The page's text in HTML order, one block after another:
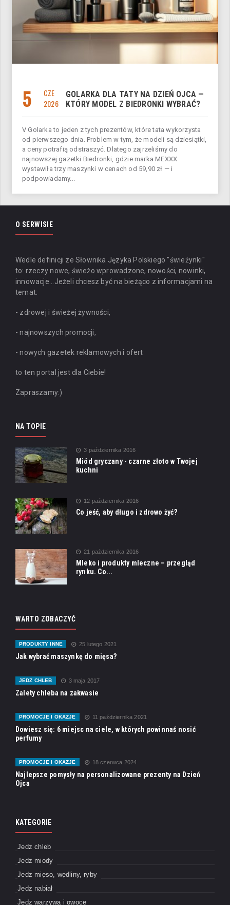
5
CZE
2026
GOLARKA DLA TATY NA DZIEŃ OJCA —
KTÓRY MODEL Z BIEDRONKI WYBRAĆ?
V Golarka to jeden z tych prezentów, które tata wykorzysta
od pierwszego dnia. Problem w tym, że modeli są dziesiątki,
a ceny potrafią odstraszyć. Dlatego zajrzeliśmy do
najnowszej gazetki Biedronki, gdzie marka MEXXX
wystawiła trzy maszynki w cenach od 59,90 zł — i
podpowiadamy...
O SERWISIE
Wedle definicji ze Słownika Języka Polskiego "świeżynki"
to: rzeczy nowe, świeżo wprowadzone, nowości, nowinki,
innowacje... Jeżeli chcesz być na bieżąco z informacjami na
temat:
- zdrowej i świeżej żywności,
- najnowszych promocji,
- nowych gazetek reklamowych i ofert
to ten portal jest dla Ciebie!
Zapraszamy:)
NA TOPIE
3 października 2016
Miód gryczany - czarne złoto w Twojej
kuchni
12 października 2016
Co jeść, aby długo i zdrowo żyć?
21 października 2016
Mleko i produkty mleczne – przegląd
rynku. Co...
WARTO ZOBACZYĆ
PRODUKTY INNE 25 lutego 2021
Jak wybrać maszynkę do mięsa?
JEDZ CHLEB 3 maja 2017
Zalety chleba na zakwasie
PROMOCJE I OKAZJE 11 października 2021
Dowiesz się: 6 miejsc na ciele, w których powinnaś nosić
perfumy
PROMOCJE I OKAZJE 18 czerwca 2024
Najlepsze pomysły na personalizowane prezenty na Dzień
Ojca
KATEGORIE
Jedz chleb
Jedz miody
Jedz mięso, wędliny, ryby
Jedz nabiał
Jedz warzywa i owoce